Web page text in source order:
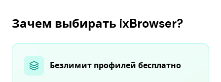
Зачем выбирать ixBrowser?
Безлимит профилей бесплатно